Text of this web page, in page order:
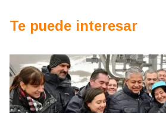
Te puede interesar